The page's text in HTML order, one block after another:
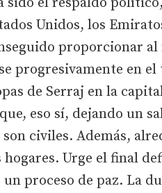
Unidos, los
proporcionar
progresivamente en
de Serraj en la
eso sí, dejando un
civiles. Además,
hogares. Urge el final
proceso de paz. La